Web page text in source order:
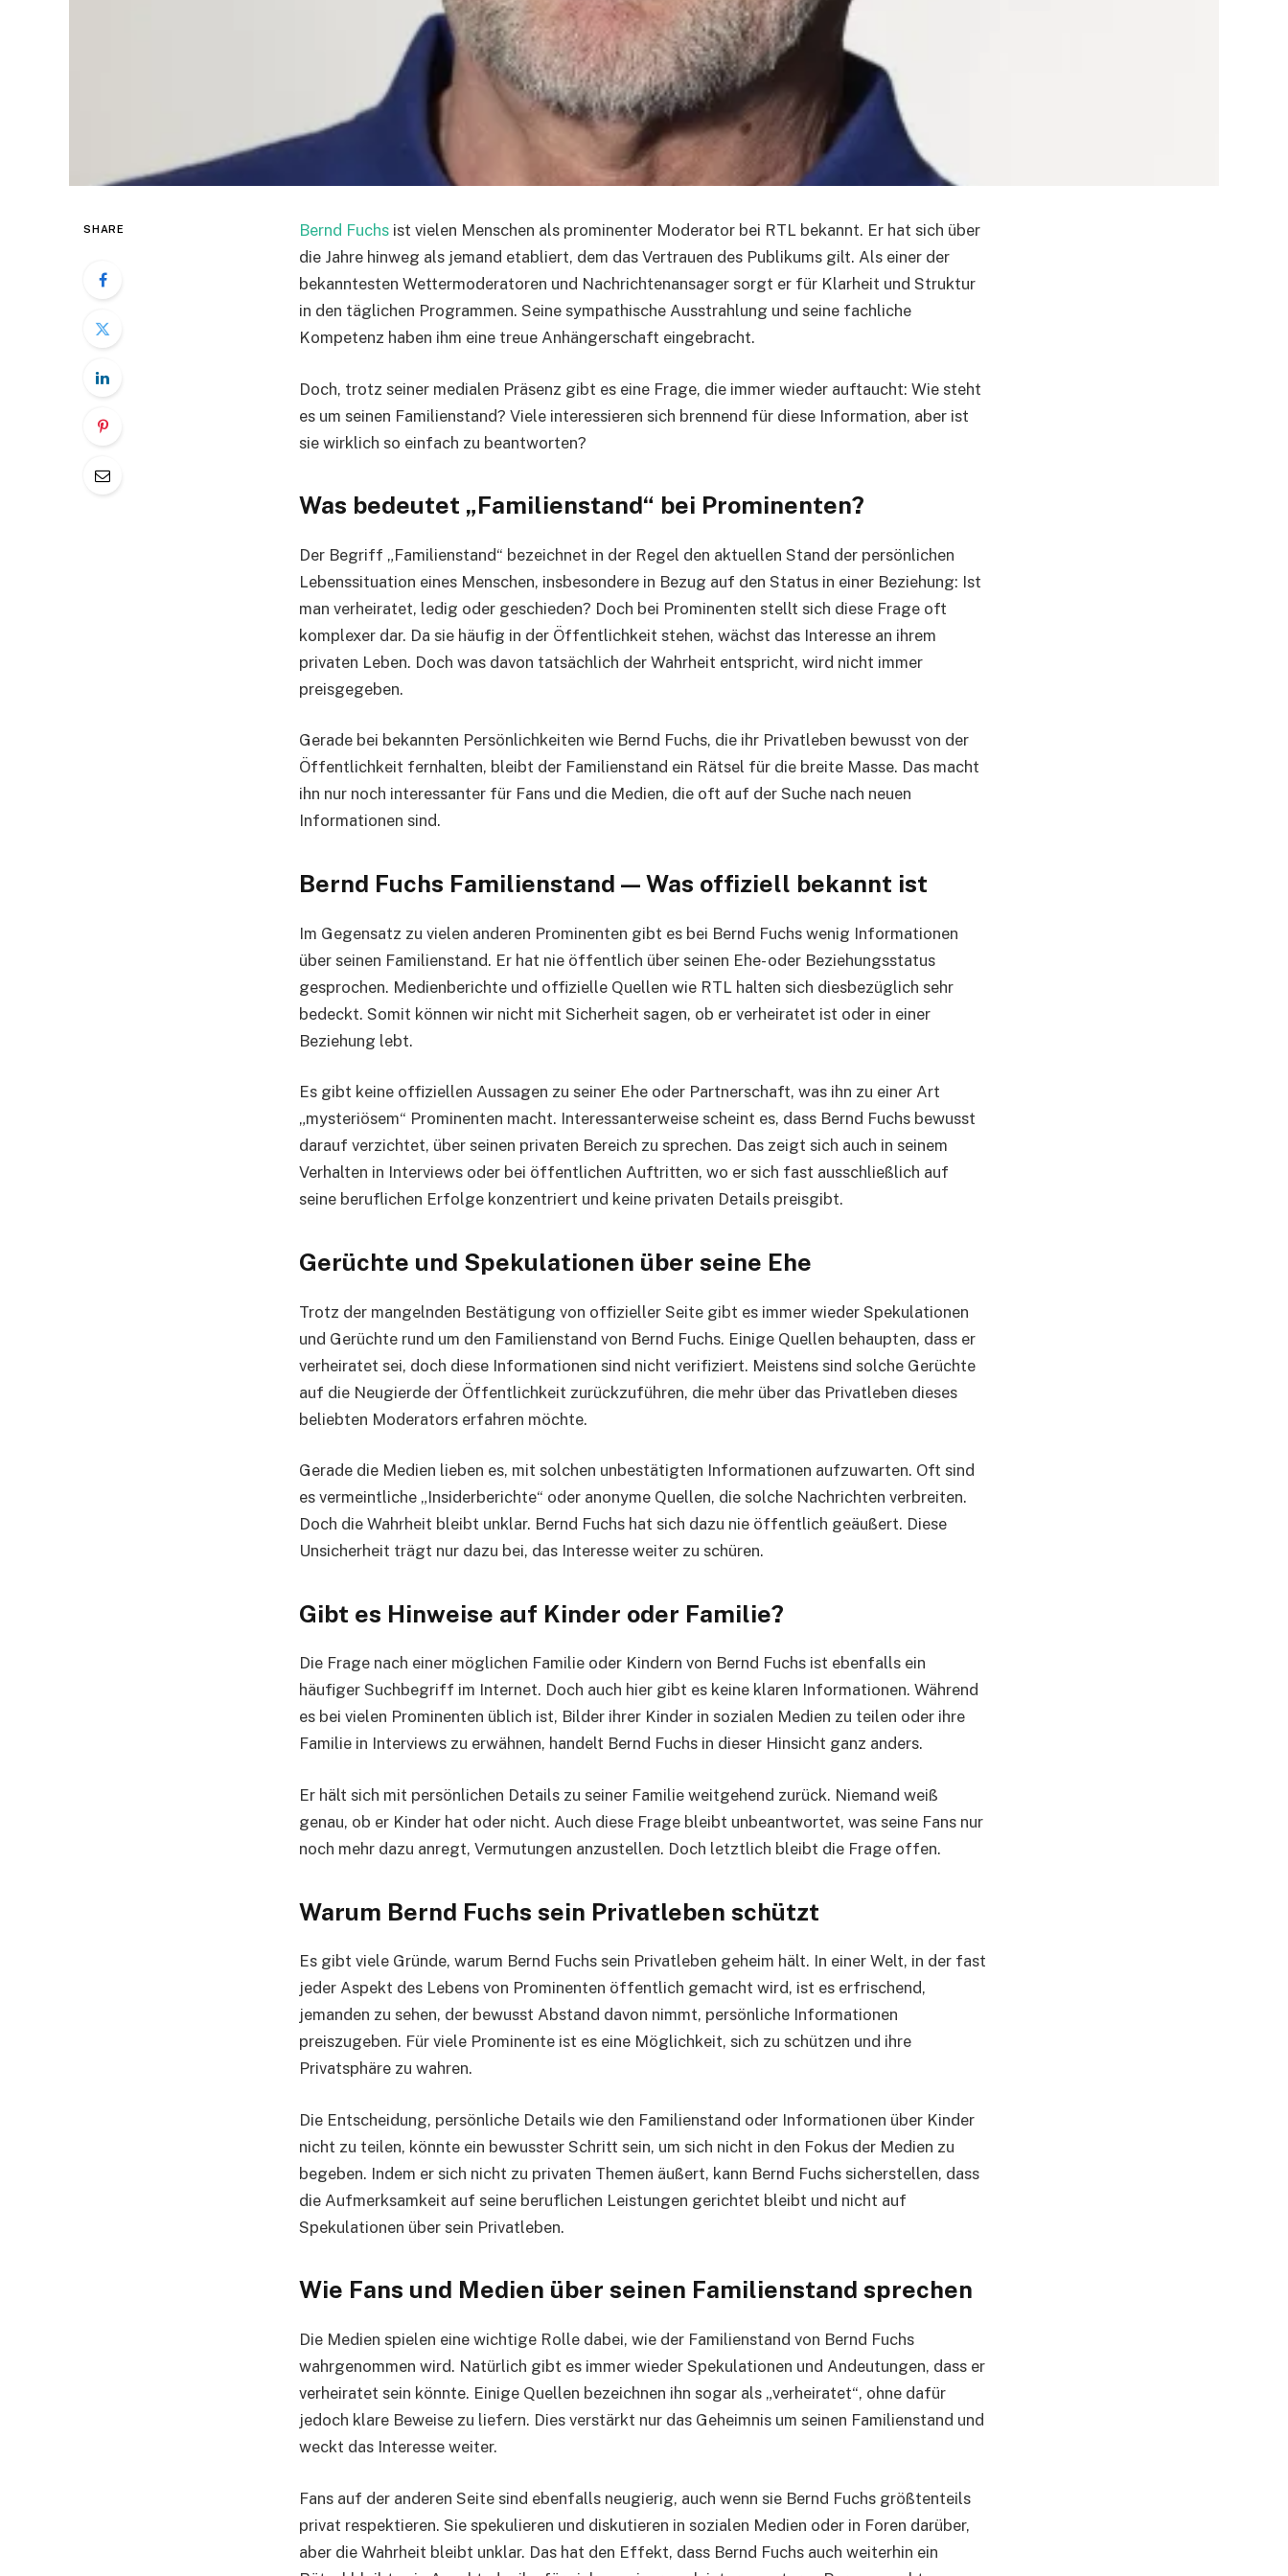
SHARE Bernd Fuchs ist vielen Menschen als prominenter Moderator bei RTL bekannt. Er hat sich über
die Jahre hinweg als jemand etabliert, dem das Vertrauen des Publikums gilt. Als einer der
bekanntesten Wettermoderatoren und Nachrichtenansager sorgt er für Klarheit und Struktur
in den täglichen Programmen. Seine sympathische Ausstrahlung und seine fachliche
Kompetenz haben ihm eine treue Anhängerschaft eingebracht.
Doch, trotz seiner medialen Präsenz gibt es eine Frage, die immer wieder auftaucht: Wie steht
es um seinen Familienstand? Viele interessieren sich brennend für diese Information, aber ist
sie wirklich so einfach zu beantworten?
Was bedeutet „Familienstand“ bei Prominenten?
Der Begriff „Familienstand“ bezeichnet in der Regel den aktuellen Stand der persönlichen
Lebenssituation eines Menschen, insbesondere in Bezug auf den Status in einer Beziehung: Ist
man verheiratet, ledig oder geschieden? Doch bei Prominenten stellt sich diese Frage oft
komplexer dar. Da sie häufig in der Öffentlichkeit stehen, wächst das Interesse an ihrem
privaten Leben. Doch was davon tatsächlich der Wahrheit entspricht, wird nicht immer
preisgegeben.
Gerade bei bekannten Persönlichkeiten wie Bernd Fuchs, die ihr Privatleben bewusst von der
Öffentlichkeit fernhalten, bleibt der Familienstand ein Rätsel für die breite Masse. Das macht
ihn nur noch interessanter für Fans und die Medien, die oft auf der Suche nach neuen
Informationen sind.
Bernd Fuchs Familienstand — Was offiziell bekannt ist
Im Gegensatz zu vielen anderen Prominenten gibt es bei Bernd Fuchs wenig Informationen
über seinen Familienstand. Er hat nie öffentlich über seinen Ehe- oder Beziehungsstatus
gesprochen. Medienberichte und offizielle Quellen wie RTL halten sich diesbezüglich sehr
bedeckt. Somit können wir nicht mit Sicherheit sagen, ob er verheiratet ist oder in einer
Beziehung lebt.
Es gibt keine offiziellen Aussagen zu seiner Ehe oder Partnerschaft, was ihn zu einer Art
„mysteriösem“ Prominenten macht. Interessanterweise scheint es, dass Bernd Fuchs bewusst
darauf verzichtet, über seinen privaten Bereich zu sprechen. Das zeigt sich auch in seinem
Verhalten in Interviews oder bei öffentlichen Auftritten, wo er sich fast ausschließlich auf
seine beruflichen Erfolge konzentriert und keine privaten Details preisgibt.
Gerüchte und Spekulationen über seine Ehe
Trotz der mangelnden Bestätigung von offizieller Seite gibt es immer wieder Spekulationen
und Gerüchte rund um den Familienstand von Bernd Fuchs. Einige Quellen behaupten, dass er
verheiratet sei, doch diese Informationen sind nicht verifiziert. Meistens sind solche Gerüchte
auf die Neugierde der Öffentlichkeit zurückzuführen, die mehr über das Privatleben dieses
beliebten Moderators erfahren möchte.
Gerade die Medien lieben es, mit solchen unbestätigten Informationen aufzuwarten. Oft sind
es vermeintliche „Insiderberichte“ oder anonyme Quellen, die solche Nachrichten verbreiten.
Doch die Wahrheit bleibt unklar. Bernd Fuchs hat sich dazu nie öffentlich geäußert. Diese
Unsicherheit trägt nur dazu bei, das Interesse weiter zu schüren.
Gibt es Hinweise auf Kinder oder Familie?
Die Frage nach einer möglichen Familie oder Kindern von Bernd Fuchs ist ebenfalls ein
häufiger Suchbegriff im Internet. Doch auch hier gibt es keine klaren Informationen. Während
es bei vielen Prominenten üblich ist, Bilder ihrer Kinder in sozialen Medien zu teilen oder ihre
Familie in Interviews zu erwähnen, handelt Bernd Fuchs in dieser Hinsicht ganz anders.
Er hält sich mit persönlichen Details zu seiner Familie weitgehend zurück. Niemand weiß
genau, ob er Kinder hat oder nicht. Auch diese Frage bleibt unbeantwortet, was seine Fans nur
noch mehr dazu anregt, Vermutungen anzustellen. Doch letztlich bleibt die Frage offen.
Warum Bernd Fuchs sein Privatleben schützt
Es gibt viele Gründe, warum Bernd Fuchs sein Privatleben geheim hält. In einer Welt, in der fast
jeder Aspekt des Lebens von Prominenten öffentlich gemacht wird, ist es erfrischend,
jemanden zu sehen, der bewusst Abstand davon nimmt, persönliche Informationen
preiszugeben. Für viele Prominente ist es eine Möglichkeit, sich zu schützen und ihre
Privatsphäre zu wahren.
Die Entscheidung, persönliche Details wie den Familienstand oder Informationen über Kinder
nicht zu teilen, könnte ein bewusster Schritt sein, um sich nicht in den Fokus der Medien zu
begeben. Indem er sich nicht zu privaten Themen äußert, kann Bernd Fuchs sicherstellen, dass
die Aufmerksamkeit auf seine beruflichen Leistungen gerichtet bleibt und nicht auf
Spekulationen über sein Privatleben.
Wie Fans und Medien über seinen Familienstand sprechen
Die Medien spielen eine wichtige Rolle dabei, wie der Familienstand von Bernd Fuchs
wahrgenommen wird. Natürlich gibt es immer wieder Spekulationen und Andeutungen, dass er
verheiratet sein könnte. Einige Quellen bezeichnen ihn sogar als „verheiratet“, ohne dafür
jedoch klare Beweise zu liefern. Dies verstärkt nur das Geheimnis um seinen Familienstand und
weckt das Interesse weiter.
Fans auf der anderen Seite sind ebenfalls neugierig, auch wenn sie Bernd Fuchs größtenteils
privat respektieren. Sie spekulieren und diskutieren in sozialen Medien oder in Foren darüber,
aber die Wahrheit bleibt unklar. Das hat den Effekt, dass Bernd Fuchs auch weiterhin ein